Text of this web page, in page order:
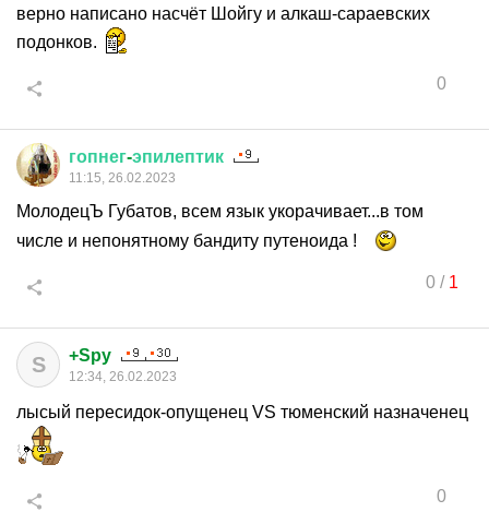
верно написано насчёт Шойгу и алкаш-сараевских
подонков.
0
гопнег-эпилептик
11:15, 26.02.2023
МолодецЪ Губатов, всем язык укорачивает...в том
числе и непонятному бандиту путеноида !
0/ 1
S +Spy
12:34, 26.02.2023
лысый пересидок-опущенец VS тюменский назначенец
0